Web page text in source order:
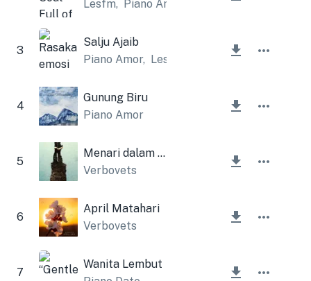
Lesfm, Piano Amor
3
Salju Ajaib
Piano Amor, Lesfm
4
Gunung Biru
Piano Amor
5
Menari dalam hujan
Verbovets
6
April Matahari
Verbovets
7
Wanita Lembut